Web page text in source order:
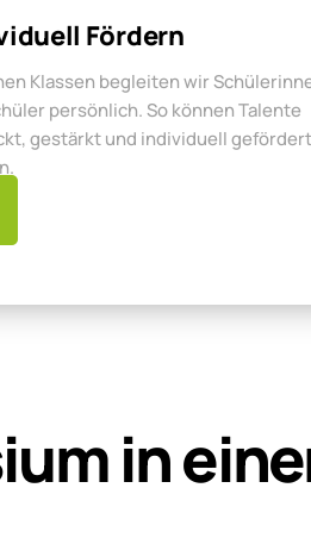
Fördern
Klassen begleiten wir
persönlich. So können Talente
gestärkt und individuell gefördert
in